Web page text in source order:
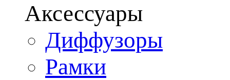
Аксессуары
Диффузоры
Рамки